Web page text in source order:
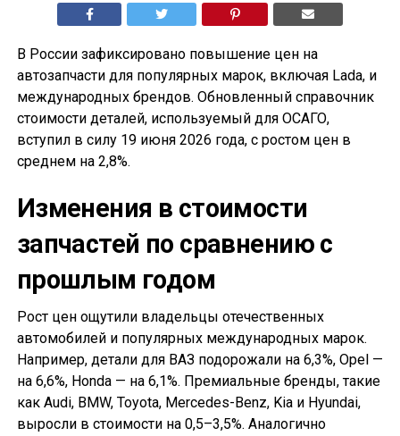
В России зафиксировано повышение цен на
автозапчасти для популярных марок, включая Lada, и
международных брендов. Обновленный справочник
стоимости деталей, используемый для ОСАГО,
вступил в силу 19 июня 2026 года, с ростом цен в
среднем на 2,8%.
Изменения в стоимости
запчастей по сравнению с
прошлым годом
Рост цен ощутили владельцы отечественных
автомобилей и популярных международных марок.
Например, детали для ВАЗ подорожали на 6,3%, Opel —
на 6,6%, Honda — на 6,1%. Премиальные бренды, такие
как Audi, BMW, Toyota, Mercedes-Benz, Kia и Hyundai,
выросли в стоимости на 0,5–3,5%. Аналогично